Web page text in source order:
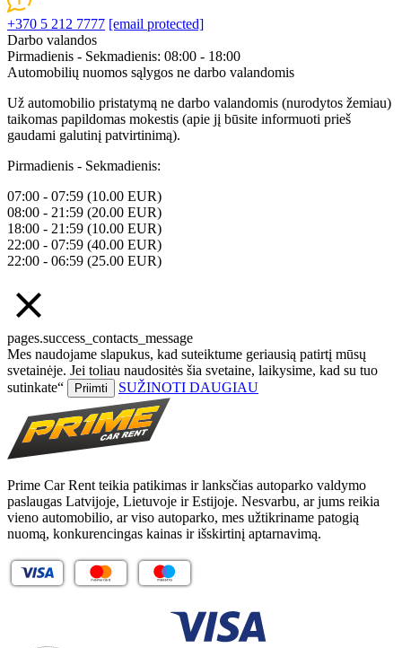
+370 5 212 7777 [email protected]
Darbo valandos
Pirmadienis - Sekmadienis: 08:00 - 18:00
Automobilių nuomos sąlygos ne darbo valandomis
Už automobilio pristatymą ne darbo valandomis (nurodytos žemiau)
taikomas papildomas mokestis (apie jį būsite informuoti prieš
gaudami galutinį patvirtinimą).
Pirmadienis - Sekmadienis:
07:00 - 07:59 (10.00 EUR)
08:00 - 21:59 (20.00 EUR)
18:00 - 21:59 (10.00 EUR)
22:00 - 07:59 (40.00 EUR)
22:00 - 06:59 (25.00 EUR)
pages.success_contacts_message
Mes naudojame slapukus, kad suteiktume geriausią patirtį mūsų
svetainėje. Jei toliau naudositės šia svetaine, laikysime, kad su tuo
sutinkate“
Priimti SUŽINOTI DAUGIAU
Prime Car Rent teikia patikimas ir lanksčias autoparko valdymo
paslaugas Latvijoje, Lietuvoje ir Estijoje. Nesvarbu, ar jums reikia
vieno automobilio, ar viso autoparko, mes užtikriname patogią
nuomą, konkurencingas kainas ir išskirtinį aptarnavimą.